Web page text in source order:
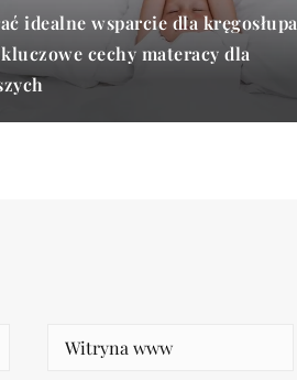
idealne wsparcie dla kręgosłupa
cechy materacy dla